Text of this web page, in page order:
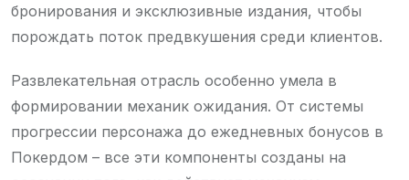
бронирования и эксклюзивные издания, чтобы
порождать поток предвкушения среди клиентов.
Развлекательная отрасль особенно умела в
формировании механик ожидания. От системы
прогрессии персонажа до ежедневных бонусов в
Покердом – все эти компоненты созданы на